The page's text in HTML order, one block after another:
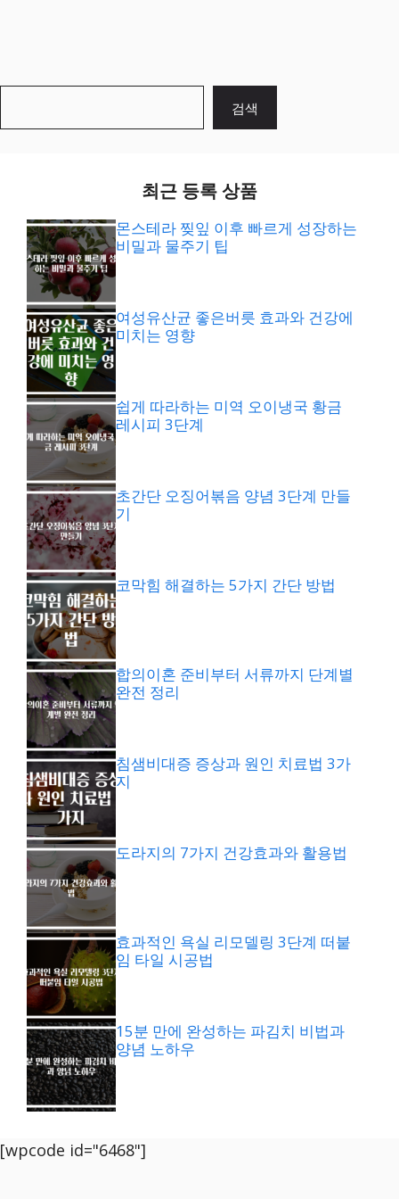
검색
최근 등록 상품
몬스테라 찢잎 이후 빠르게 성장하는
비밀과 물주기 팁
여성유산균 좋은버릇 효과와 건강에
미치는 영향
쉽게 따라하는 미역 오이냉국 황금
레시피 3단계
초간단 오징어볶음 양념 3단계 만들
기
코막힘 해결하는 5가지 간단 방법
합의이혼 준비부터 서류까지 단계별
완전 정리
침샘비대증 증상과 원인 치료법 3가
지
도라지의 7가지 건강효과와 활용법
효과적인 욕실 리모델링 3단계 떠붙
임 타일 시공법
15분 만에 완성하는 파김치 비법과
양념 노하우
[wpcode id="6468"]